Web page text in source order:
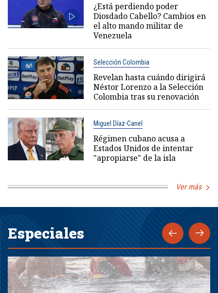
¿Está perdiendo poder
Diosdado Cabello? Cambios en
el alto mando militar de
Venezuela
Selección Colombia
Revelan hasta cuándo dirigirá
Néstor Lorenzo a la Selección
Colombia tras su renovación
Miguel Díaz-Canel
Régimen cubano acusa a
Estados Unidos de intentar
"apropiarse" de la isla
Ver más
Especiales